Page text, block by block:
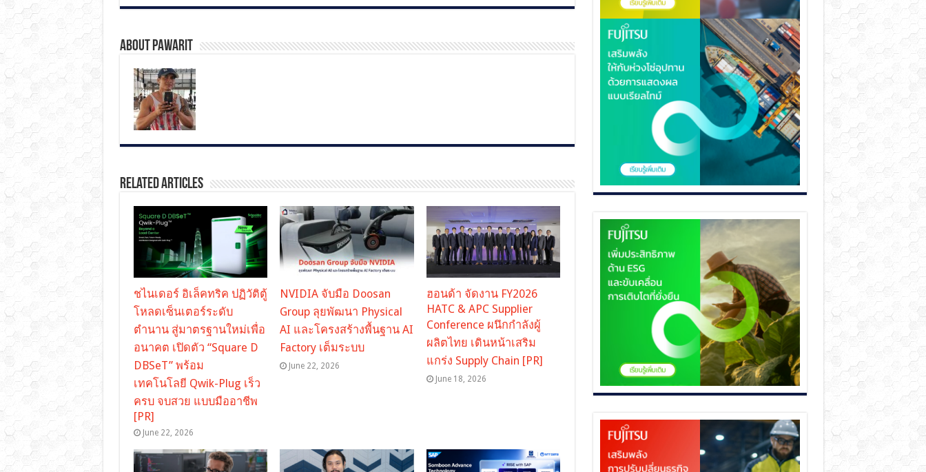
About pawarit
Related Articles
ชไนเดอร์ อิเล็คทริค ปฏิวัติตู้
โหลดเซ็นเตอร์ระดับ
ตำนาน สู่มาตรฐานใหม่เพื่อ
อนาคต เปิดตัว “Square D
DBSeT” พร้อม
เทคโนโลยี Qwik-Plug เร็ว
ครบ จบสวย แบบมืออาชีพ
[PR]
June 22, 2026
NVIDIA จับมือ Doosan
Group ลุยพัฒนา Physical
AI และโครงสร้างพื้นฐาน AI
Factory เต็มระบบ
June 22, 2026
ฮอนด้า จัดงาน FY2026
HATC & APC Supplier
Conference ผนึกกำลังผู้
ผลิตไทย เดินหน้าเสริม
แกร่ง Supply Chain [PR]
June 18, 2026